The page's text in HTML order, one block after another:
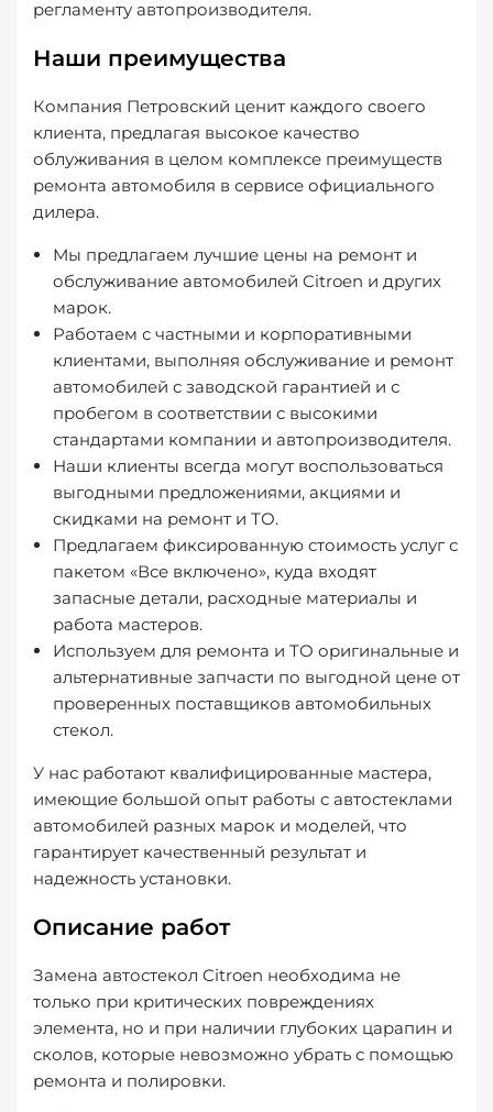
регламенту автопроизводителя.
Наши преимущества
Компания Петровский ценит каждого своего
клиента, предлагая высокое качество
облуживания в целом комплексе преимуществ
ремонта автомобиля в сервисе официального
дилера.
Мы предлагаем лучшие цены на ремонт и
обслуживание автомобилей Citroen и других
марок.
Работаем с частными и корпоративными
клиентами, выполняя обслуживание и ремонт
автомобилей с заводской гарантией и с
пробегом в соответствии с высокими
стандартами компании и автопроизводителя.
Наши клиенты всегда могут воспользоваться
выгодными предложениями, акциями и
скидками на ремонт и ТО.
Предлагаем фиксированную стоимость услуг с
пакетом «Все включено», куда входят
запасные детали, расходные материалы и
работа мастеров.
Используем для ремонта и ТО оригинальные и
альтернативные запчасти по выгодной цене от
проверенных поставщиков автомобильных
стекол.
У нас работают квалифицированные мастера,
имеющие большой опыт работы с автостеклами
автомобилей разных марок и моделей, что
гарантирует качественный результат и
надежность установки.
Описание работ
Замена автостекол Citroen необходима не
только при критических повреждениях
элемента, но и при наличии глубоких царапин и
сколов, которые невозможно убрать с помощью
ремонта и полировки.